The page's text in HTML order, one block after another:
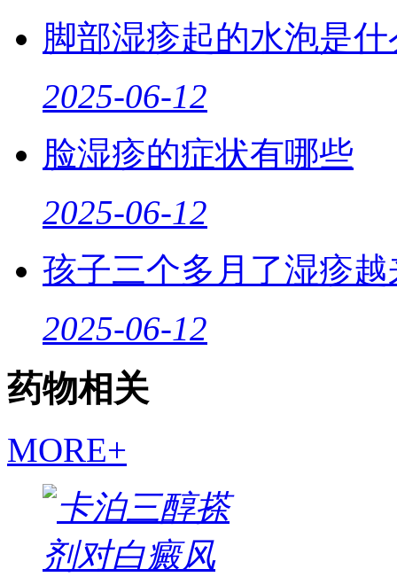
脚部湿疹起的水泡是
2025-06-12
脸湿疹的症状有哪些
2025-06-12
孩子三个多月了湿疹
2025-06-12
药物相关
MORE+